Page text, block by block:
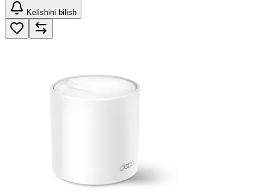
Kelishini bilish